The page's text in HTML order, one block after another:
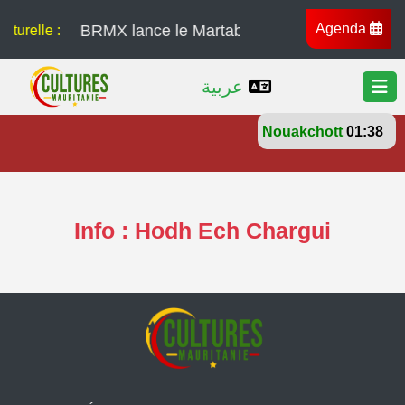
Agenda
: BRMX lance le Martaba Tour, une série de
Nouakchott 01:38
عربية
Info : Hodh Ech Chargui